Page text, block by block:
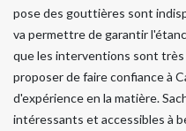
pose des gouttières sont
va permettre de garantir
que les interventions sont très
proposer de faire confiance à
d'expérience en la matière.
intéressants et accessibles à